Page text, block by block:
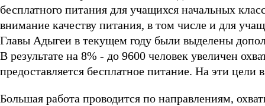
бесплатного питания для учащихся начальных
внимание качеству питания, в том числе и для
Главы Адыгеи в текущем году были выделены
В результате на 8% - до 9600 человек увеличен
предоставляется бесплатное питание. На эти
Большая работа проводится по направлениям,